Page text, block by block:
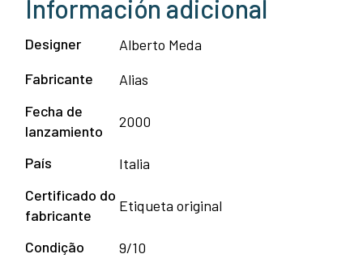
Información adicional
Designer
Alberto Meda
Fabricante
Alias
Fecha de
lanzamiento
2000
País
Italia
Certificado do
fabricante
Etiqueta original
Condição
9/10